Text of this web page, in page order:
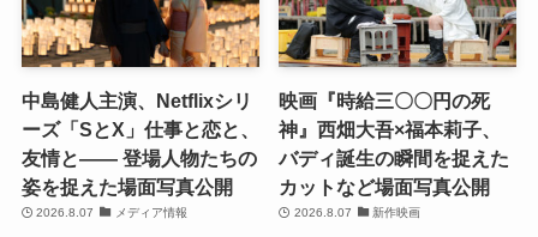
中島健人主演、Netflixシリ
ーズ「SとX」仕事と恋と、
友情と―― 登場人物たちの
姿を捉えた場面写真公開
2026.8.07 メディア情報
映画『時給三〇〇円の死
神』西畑大吾×福本莉子、
バディ誕生の瞬間を捉えた
カットなど場面写真公開
2026.8.07 新作映画